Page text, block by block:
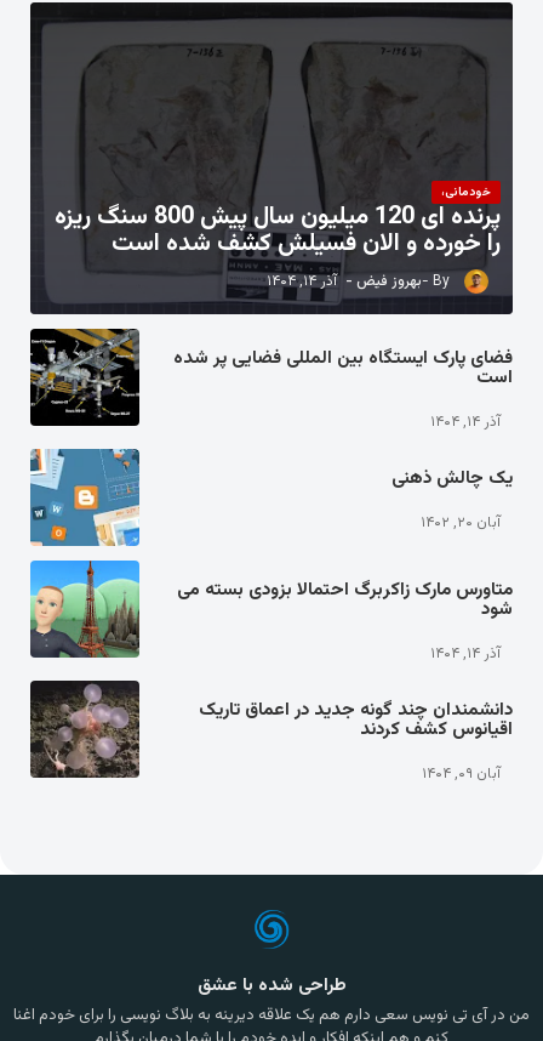
خودمانی،
پرنده ای 120 میلیون سال پیش 800 سنگ ریزه
را خورده و الان فسیلش کشف شده است
بهروز فیض آذر ۱۴, ۱۴۰۴
فضای پارک ایستگاه بین المللی فضایی پر شده
است
آذر ۱۴, ۱۴۰۴
یک چالش ذهنی
آبان ۲۰, ۱۴۰۲
متاورس مارک زاکربرگ احتمالا بزودی بسته می
شود
آذر ۱۴, ۱۴۰۴
دانشمندان چند گونه جدید در اعماق تاریک
اقیانوس کشف کردند
آبان ۰۹, ۱۴۰۴
طراحی شده با عشق
من در آی تی نویس سعی دارم هم یک علاقه دیرینه به بلاگ نویسی را برای خودم اغنا